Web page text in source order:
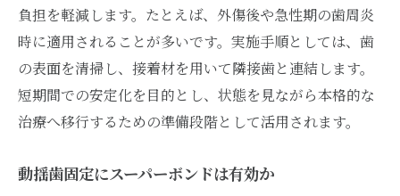
負担を軽減します。たとえば、外傷後や急性期の歯周炎
時に適用されることが多いです。実施手順としては、歯
の表面を清掃し、接着材を用いて隣接歯と連結します。
短期間での安定化を目的とし、状態を見ながら本格的な
治療へ移行するための準備段階として活用されます。
動揺歯固定にスーパーボンドは有効か